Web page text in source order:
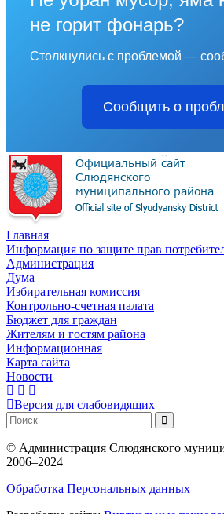
не горит фонарь?
Столкнулись с проблемой —
Сообщить о
Главная
Информация по защите прав
Администрация
Дума
Избирательная комиссия
Контрольно-счетная палата
Бюджет для граждан
Жителям и гостям района
Информационная
Карта сайта
Новости
Версия для слабовидящих
© Администрация Слюдянского
2006–2024
Обработка Персональных данных